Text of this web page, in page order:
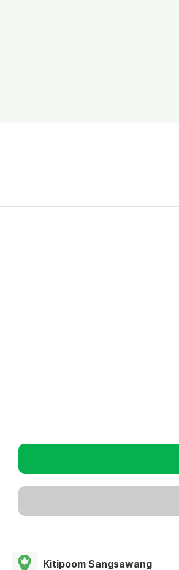
Kitipoom Sangsawang